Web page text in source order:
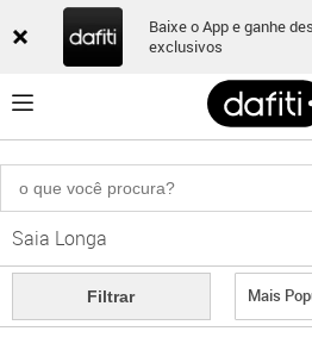
Baixe o App e ganhe
exclusivos
Saia Longa
Filtrar Mais